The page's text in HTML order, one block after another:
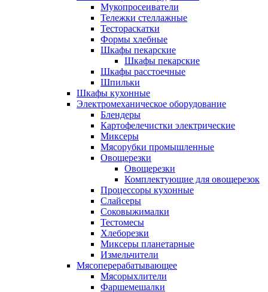
Мукопросеиватели
Тележки стеллажные
Тестораскатки
Формы хлебные
Шкафы пекарские
Шкафы пекарские
Шкафы расстоечные
Шпильки
Шкафы кухонные
Электромеханическое оборудование
Блендеры
Картофелечистки электрические
Миксеры
Мясорубки промышленные
Овощерезки
Овощерезки
Комплектующие для овощерезок
Процессоры кухонные
Слайсеры
Соковыжималки
Тестомесы
Хлеборезки
Миксеры планетарные
Измельчители
Мясоперерабатывающее
Мясорыхлители
Фаршемешалки